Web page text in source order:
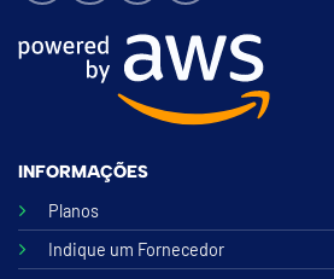
INFORMAÇÕES
Planos
Indique um Fornecedor